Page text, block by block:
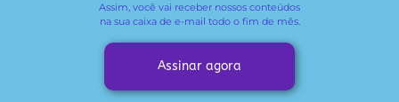
Assim, você vai receber nossos conteúdos
na sua caixa de e-mail todo o fim de mês.
Assinar agora